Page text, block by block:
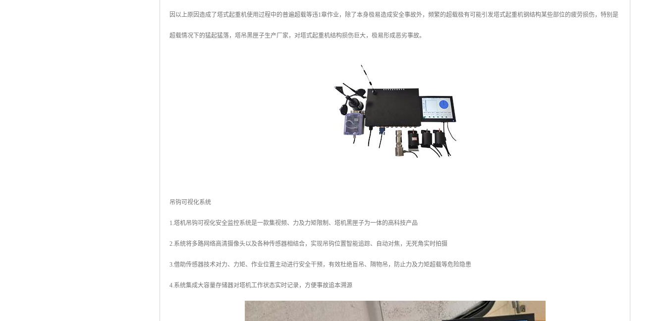
因以上原因造成了塔式起重机使用过程中的普遍超载等违1章作业，除了本身极易造成安全事故外，频繁的超载极有可能引发塔式起重机钢结构某些部位的疲劳损伤，特别是
超载情况下的猛起猛落，塔吊黑匣子生产厂家，对塔式起重机结构损伤巨大，极易形成恶劣事故。
吊钩可视化系统
1.塔机吊钩可视化安全监控系统是一款集视频、力及力矩限制、塔机黑匣子为一体的高科技产品
2.系统将多路网络高清摄像头以及各种传感器相结合，实现吊钩位置智能追踪、自动对焦，无死角实时拍摄
3.借助传感器技术对力、力矩、作业位置主动进行安全干预，有效杜绝盲吊、隔物吊，防止力及力矩超载等危险隐患
4.系统集成大容量存储器对塔机工作状态实时记录，方便事故追本溯源